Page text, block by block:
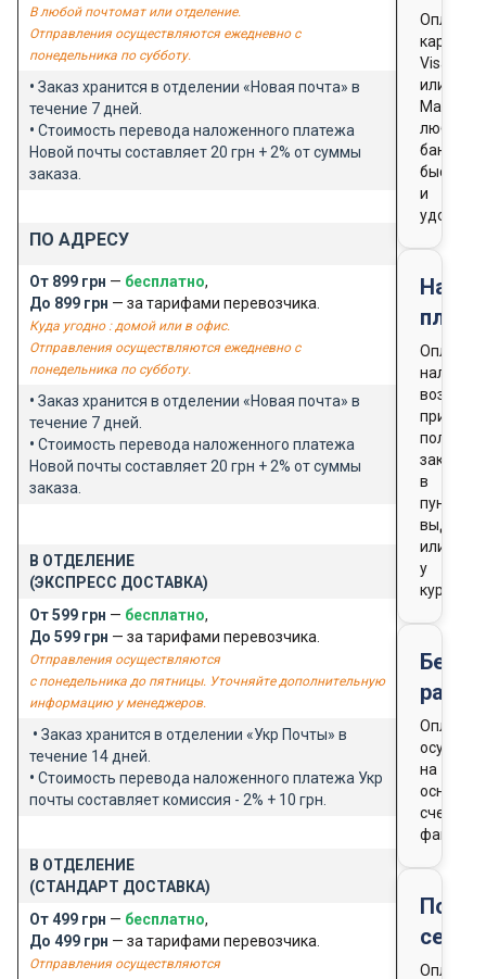
В любой почтомат или отделение.
Отправления осуществляются ежедневно с
понедельника по субботу.
• Заказ хранится в отделении «Новая почта» в
течение 7 дней.
• Стоимость перевода наложенного платежа
Новой почты составляет 20 грн + 2% от суммы
заказа.
ПО АДРЕСУ
От 899 грн — бесплатно,
До 899 грн — за тарифами перевозчика.
Куда угодно : домой или в офис.
Отправления осуществляются ежедневно с
понедельника по субботу.
• Заказ хранится в отделении «Новая почта» в
течение 7 дней.
• Стоимость перевода наложенного платежа
Новой почты составляет 20 грн + 2% от суммы
заказа.
В ОТДЕЛЕНИЕ
(ЭКСПРЕСС ДОСТАВКА)
От 599 грн — бесплатно,
До 599 грн — за тарифами перевозчика.
Отправления осуществляются
с понедельника до пятницы. Уточняйте дополнительную
информацию у менеджеров.
• Заказ хранится в отделении «Укр Почты» в
течение 14 дней.
• Стоимость перевода наложенного платежа Укр
почты составляет комиссия - 2% + 10 грн.
В ОТДЕЛЕНИЕ
(СТАНДАРТ ДОСТАВКА)
От 499 грн — бесплатно,
До 499 грн — за тарифами перевозчика.
Отправления осуществляются
Оплата
картой
Visa
или
любого
банка
быстро
и
удобно
Оплата
при
заказа
в
пункте
выдачи
или
у
курьера
Оплата
на
счета-
фактуры
Оплата